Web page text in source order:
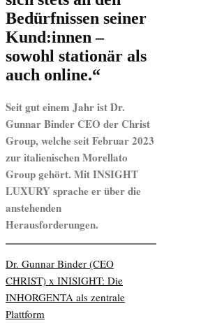
Bedürfnissen seiner
Kund:innen –
sowohl stationär als
auch online.“
Seit gut einem Jahr ist Dr.
Gunnar Binder CEO der Christ
Group, welche seit Februar 2023
zur italienischen Morellato
Group gehört. Mit INSIGHT
LUXURY sprache er über die
anstehenden
Herausforderungen.
Dr. Gunnar Binder (CEO
CHRIST) x INISIGHT: Die
INHORGENTA als zentrale
Plattform